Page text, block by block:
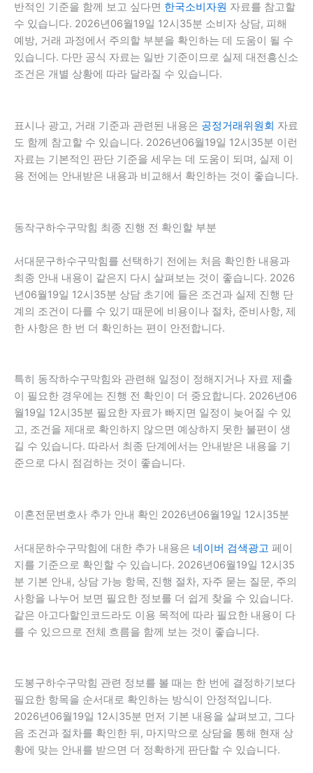
반적인 기준을 함께 보고 싶다면 한국소비자원 자료를 참고할
수 있습니다. 2026년06월19일 12시35분 소비자 상담, 피해
예방, 거래 과정에서 주의할 부분을 확인하는 데 도움이 될 수
있습니다. 다만 공식 자료는 일반 기준이므로 실제 대전흥신소
조건은 개별 상황에 따라 달라질 수 있습니다.
표시나 광고, 거래 기준과 관련된 내용은 공정거래위원회 자료
도 함께 참고할 수 있습니다. 2026년06월19일 12시35분 이런
자료는 기본적인 판단 기준을 세우는 데 도움이 되며, 실제 이
용 전에는 안내받은 내용과 비교해서 확인하는 것이 좋습니다.
동작구하수구막힘 최종 진행 전 확인할 부분
서대문구하수구막힘를 선택하기 전에는 처음 확인한 내용과
최종 안내 내용이 같은지 다시 살펴보는 것이 좋습니다. 2026
년06월19일 12시35분 상담 초기에 들은 조건과 실제 진행 단
계의 조건이 다를 수 있기 때문에 비용이나 절차, 준비사항, 제
한 사항은 한 번 더 확인하는 편이 안전합니다.
특히 동작하수구막힘와 관련해 일정이 정해지거나 자료 제출
이 필요한 경우에는 진행 전 확인이 더 중요합니다. 2026년06
월19일 12시35분 필요한 자료가 빠지면 일정이 늦어질 수 있
고, 조건을 제대로 확인하지 않으면 예상하지 못한 불편이 생
길 수 있습니다. 따라서 최종 단계에서는 안내받은 내용을 기
준으로 다시 점검하는 것이 좋습니다.
이혼전문변호사 추가 안내 확인 2026년06월19일 12시35분
서대문하수구막힘에 대한 추가 내용은 네이버 검색광고 페이
지를 기준으로 확인할 수 있습니다. 2026년06월19일 12시35
분 기본 안내, 상담 가능 항목, 진행 절차, 자주 묻는 질문, 주의
사항을 나누어 보면 필요한 정보를 더 쉽게 찾을 수 있습니다.
같은 아고다할인코드라도 이용 목적에 따라 필요한 내용이 다
를 수 있으므로 전체 흐름을 함께 보는 것이 좋습니다.
도봉구하수구막힘 관련 정보를 볼 때는 한 번에 결정하기보다
필요한 항목을 순서대로 확인하는 방식이 안정적입니다.
2026년06월19일 12시35분 먼저 기본 내용을 살펴보고, 그다
음 조건과 절차를 확인한 뒤, 마지막으로 상담을 통해 현재 상
황에 맞는 안내를 받으면 더 정확하게 판단할 수 있습니다.